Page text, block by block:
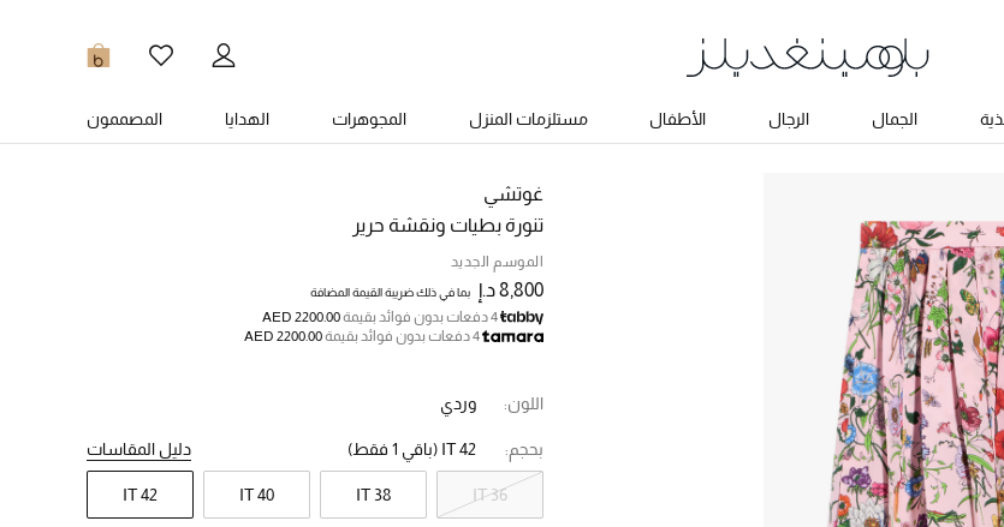
0
الجمال الرجال الأطفال مستلزمات المنزل المجوهرات الهدايا المصممون
غوتشي
تنورة بطيات ونقشة حرير
الموسم الجديد
8,800 د.إ بما في ذلك ضريبة القيمة المضافة
4 دفعات بدون فوائد بقيمة
AED 2200.00
4 دفعات بدون فوائد بقيمة
AED 2200.00
اللون: وردي
بحجم: IT 42 (باقي 1 فقط) دليل المقاسات
IT 36
IT 38
IT 40
IT 42